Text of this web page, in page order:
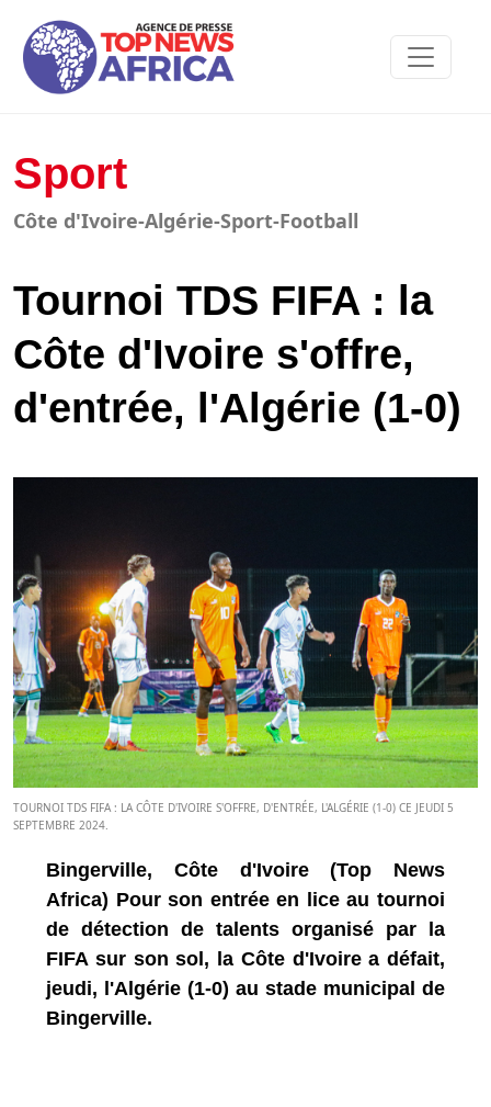
Sport
Côte d'Ivoire-Algérie-Sport-Football
Tournoi TDS FIFA : la
Côte d'Ivoire s'offre,
d'entrée, l'Algérie (1-0)
TOURNOI TDS FIFA : LA CÔTE D'IVOIRE S'OFFRE, D'ENTRÉE, L'ALGÉRIE (1-0) CE JEUDI 5
SEPTEMBRE 2024.
Bingerville, Côte d'Ivoire (Top News
Africa) Pour son entrée en lice au tournoi
de détection de talents organisé par la
FIFA sur son sol, la Côte d'Ivoire a défait,
jeudi, l'Algérie (1-0) au stade municipal de
Bingerville.